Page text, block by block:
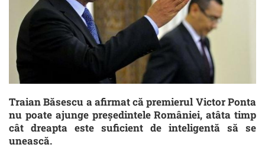
Traian Băsescu a afirmat că premierul Victor Ponta
nu poate ajunge președintele României, atâta timp
cât dreapta este suficient de inteligentă să se
unească.